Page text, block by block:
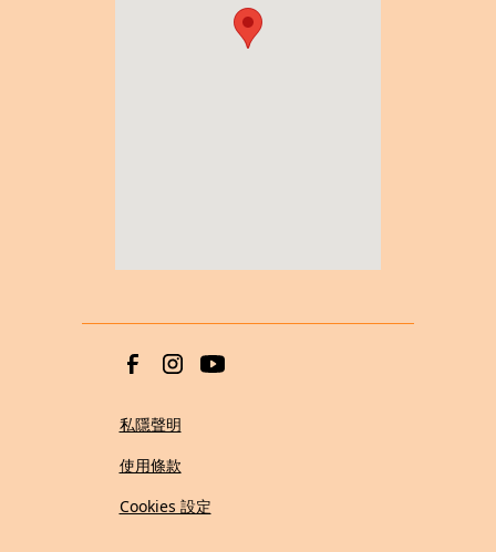
私隱聲明
使用條款
Cookies 設定